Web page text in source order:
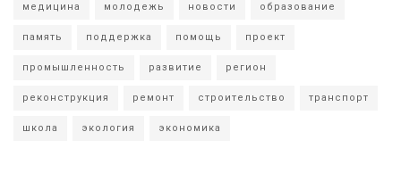
медицина молодежь новости образование
память поддержка помощь проект
промышленность развитие регион
реконструкция ремонт строительство транспорт
школа экология экономика